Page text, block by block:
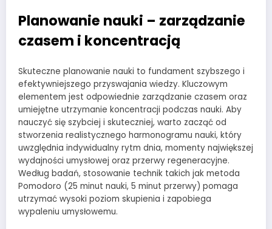
Planowanie nauki – zarządzanie
czasem i koncentracją
Skuteczne planowanie nauki to fundament szybszego i
efektywniejszego przyswajania wiedzy. Kluczowym
elementem jest odpowiednie zarządzanie czasem oraz
umiejętne utrzymanie koncentracji podczas nauki. Aby
nauczyć się szybciej i skuteczniej, warto zacząć od
stworzenia realistycznego harmonogramu nauki, który
uwzględnia indywidualny rytm dnia, momenty największej
wydajności umysłowej oraz przerwy regeneracyjne.
Według badań, stosowanie technik takich jak metoda
Pomodoro (25 minut nauki, 5 minut przerwy) pomaga
utrzymać wysoki poziom skupienia i zapobiega
wypaleniu umysłowemu.